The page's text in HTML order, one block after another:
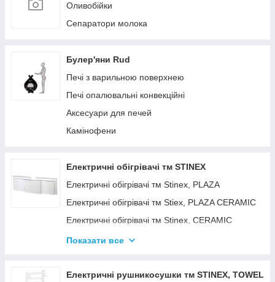
Оливобійки
Сепаратори молока
Булер'яни Rud
Печі з варильною поверхнею
Печі опалювальні конвекційні
Аксесуари для печей
Камінофени
Електричні обігрівачі тм STINEX
Електричні обігрівачі тм Stinex, PLAZA
Електричні обігрівачі тм Stiex, PLAZA CERAMIC
Електричні обігрівачі тм Stinex, CERAMIC
Електричні обігрівачі тм Stinex, COMBIE
Показати все
Електричні рушникосушки тм STINEX, TOWEL